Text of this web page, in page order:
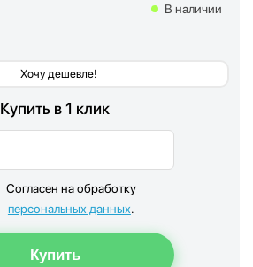
Хочу дешевле!
В наличии
Купить в 1 клик
Согласен на обработку
персональных данных.